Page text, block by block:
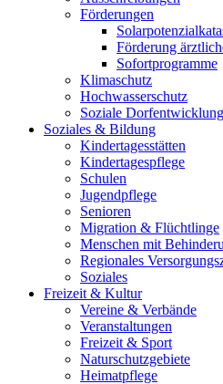
Förderungen
Förderung
Sofortprogramme
Klimaschutz
Hochwasserschutz
Soziale Dorfentwicklung
Soziales & Bildung
Kindertagesstätten
Kindertagespflege
Schulen
Jugendpflege
Senioren
Migration & Flüchtlinge
Menschen mit
Regionales
Soziales
Freizeit & Kultur
Vereine & Verbände
Veranstaltungen
Freizeit & Sport
Naturschutzgebiete
Heimatpflege